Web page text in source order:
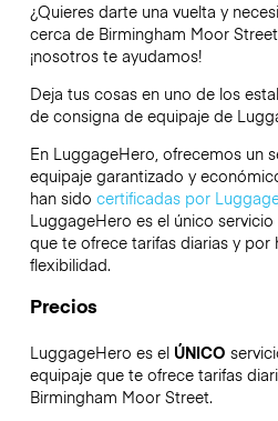
¿Quieres darte una vuelta y
cerca de Birmingham Moor
¡nosotros te ayudamos!
Deja tus cosas en uno de los
de consigna de equipaje de
En LuggageHero, ofrecemos un
equipaje garantizado y
han sido certificadas por
LuggageHero es el único
que te ofrece tarifas diarias y por
flexibilidad.
Precios
LuggageHero es el ÚNICO
equipaje que te ofrece tarifas
Birmingham Moor Street.